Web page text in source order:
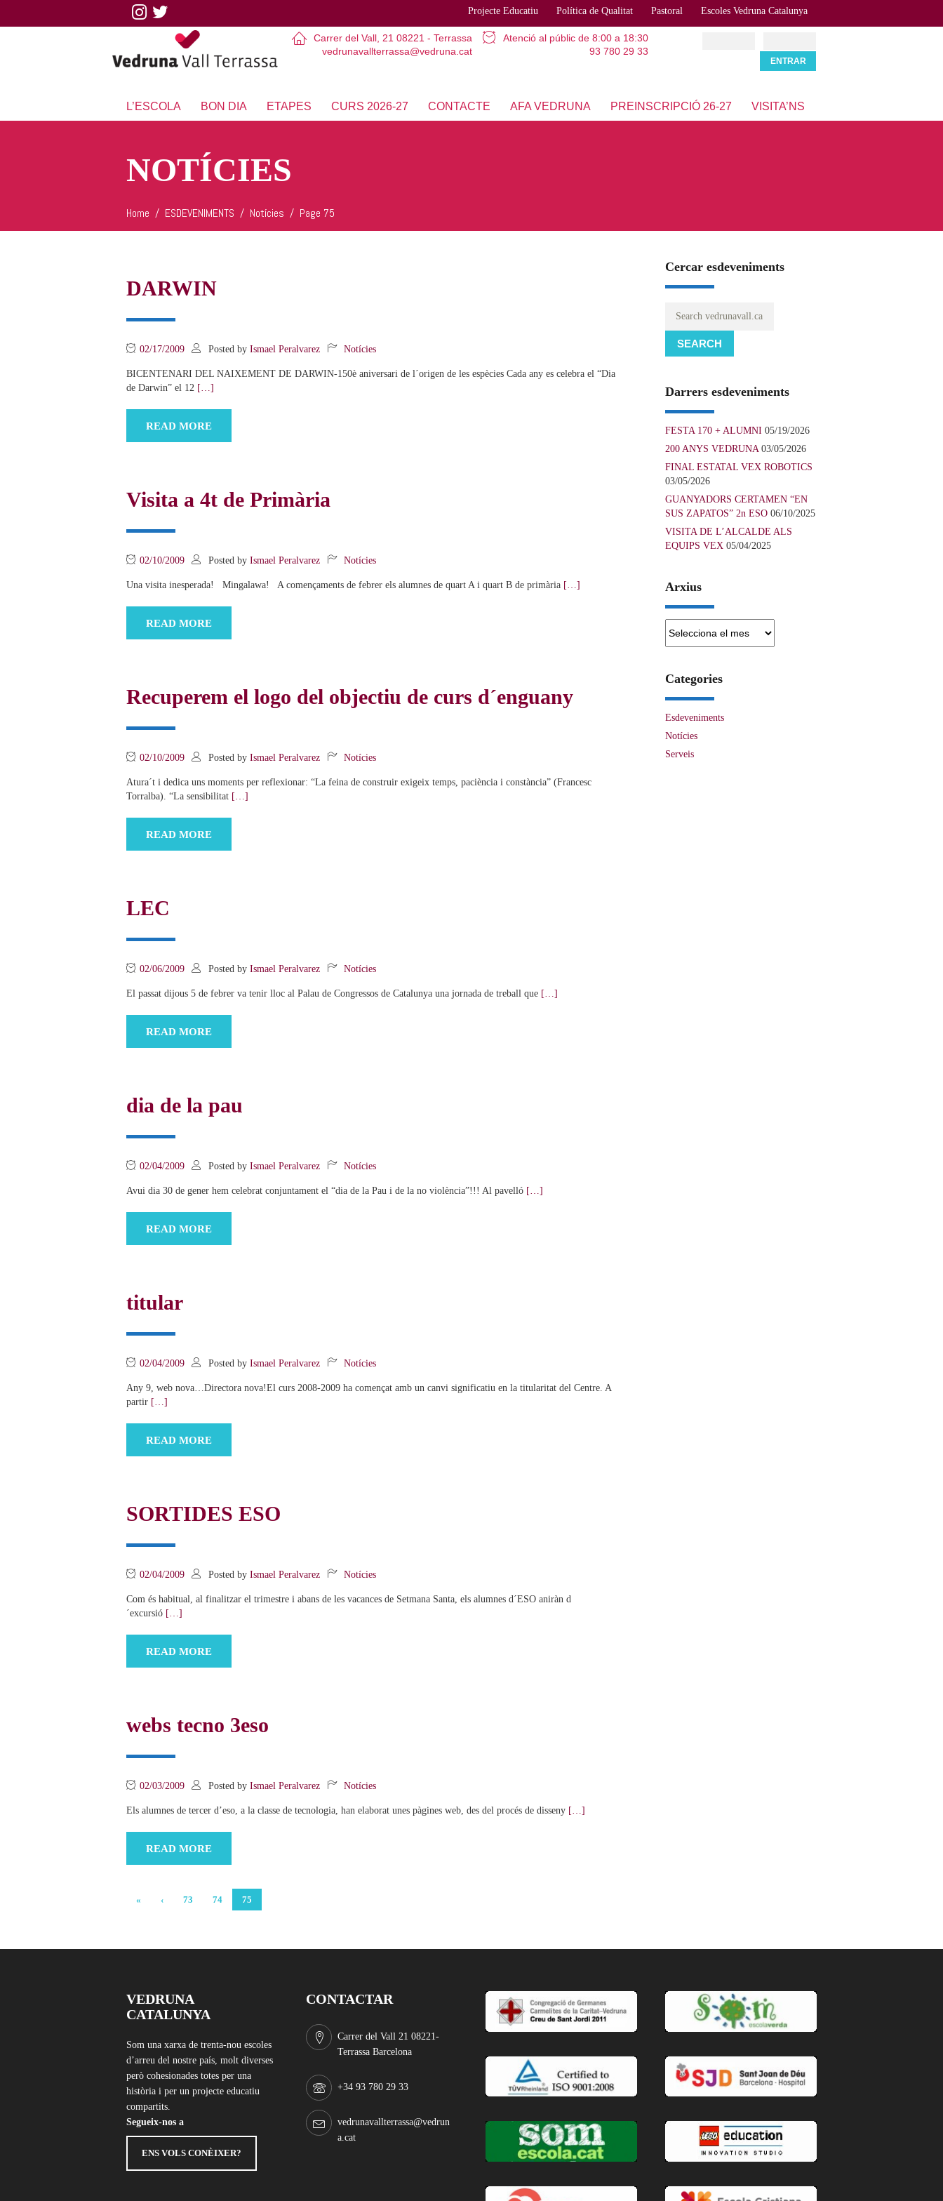
Projecte Educatiu Política de Qualitat Pastoral Escoles Vedruna Catalunya
Carrer del Vall, 21 08221 - Terrassa
vedrunavallterrassa@vedruna.cat
Atenció al públic de 8:00 a 18:30
93 780 29 33
L’ESCOLA BON DIA ETAPES CURS 2026-27 CONTACTE AFA VEDRUNA PREINSCRIPCIÓ 26-27 VISITA’NS
NOTÍCIES
Home ESDEVENIMENTS Notícies Page 75
DARWIN
02/17/2009 Posted by Ismael Peralvarez Notícies
BICENTENARI DEL NAIXEMENT DE DARWIN-150è aniversari de l´origen de les espècies Cada any es celebra el “Dia
de Darwin” el 12 […]
READ MORE
Visita a 4t de Primària
02/10/2009 Posted by Ismael Peralvarez Notícies
Una visita inesperada! Mingalawa! A començaments de febrer els alumnes de quart A i quart B de primària […]
READ MORE
Recuperem el logo del objectiu de curs d´enguany
02/10/2009 Posted by Ismael Peralvarez Notícies
Atura´t i dedica uns moments per reflexionar: “La feina de construir exigeix temps, paciència i constància” (Francesc
Torralba). “La sensibilitat […]
READ MORE
LEC
02/06/2009 Posted by Ismael Peralvarez Notícies
El passat dijous 5 de febrer va tenir lloc al Palau de Congressos de Catalunya una jornada de treball que […]
READ MORE
dia de la pau
02/04/2009 Posted by Ismael Peralvarez Notícies
Avui dia 30 de gener hem celebrat conjuntament el “dia de la Pau i de la no violència”!!! Al pavelló […]
READ MORE
titular
02/04/2009 Posted by Ismael Peralvarez Notícies
Any 9, web nova…Directora nova!El curs 2008-2009 ha començat amb un canvi significatiu en la titularitat del Centre. A
partir […]
READ MORE
SORTIDES ESO
02/04/2009 Posted by Ismael Peralvarez Notícies
Com és habitual, al finalitzar el trimestre i abans de les vacances de Setmana Santa, els alumnes d´ESO aniràn d
´excursió […]
READ MORE
webs tecno 3eso
02/03/2009 Posted by Ismael Peralvarez Notícies
Els alumnes de tercer d’eso, a la classe de tecnologia, han elaborat unes pàgines web, des del procés de disseny […]
READ MORE
« ‹ 73 74 75
Cercar esdeveniments
SEARCH
Darrers esdeveniments
FESTA 170 + ALUMNI 05/19/2026
200 ANYS VEDRUNA 03/05/2026
FINAL ESTATAL VEX ROBOTICS
03/05/2026
GUANYADORS CERTAMEN “EN
SUS ZAPATOS” 2n ESO 06/10/2025
VISITA DE L’ALCALDE ALS
EQUIPS VEX 05/04/2025
Arxius
Categories
Esdeveniments
Notícies
Serveis
VEDRUNA
CATALUNYA
Som una xarxa de trenta-nou escoles
d’arreu del nostre país, molt diverses
però cohesionades totes per una
història i per un projecte educatiu
compartits.
Segueix-nos a
ENS VOLS CONÈIXER?
CONTACTAR
Carrer del Vall 21 08221-
Terrassa Barcelona
+34 93 780 29 33
vedrunavallterrassa@vedrun
a.cat